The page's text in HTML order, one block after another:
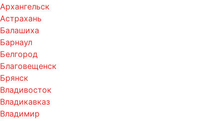
Архангельск
Астрахань
Балашиха
Барнаул
Белгород
Благовещенск
Брянск
Владивосток
Владикавказ
Владимир